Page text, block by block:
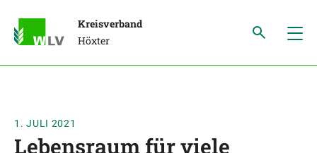
Kreisverband
Höxter
1. JULI 2021
Lebensraum für viele